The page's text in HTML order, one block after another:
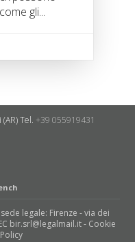
gli...
Tel. +39 055919431
legale: Firenze - via dei
bir.srl@legalmail.it - Cookie